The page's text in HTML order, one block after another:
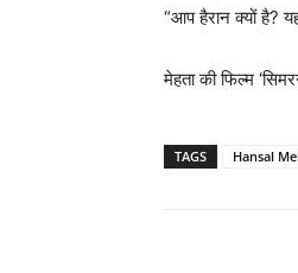
“आप हैरान क्यों है?
मेहता की फिल्म
TAGS Hansal